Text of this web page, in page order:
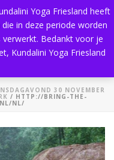
home.nl/nl/
30 NOVEMBER
/ HTTP://BRING-THE-
NL/
Yoga Friesland heeft
in deze periode worden
Bedankt voor je
Kundalini Yoga Friesland